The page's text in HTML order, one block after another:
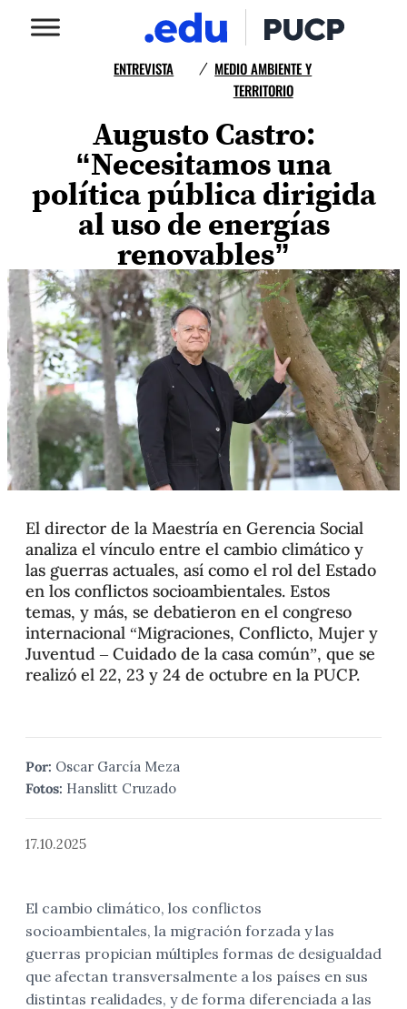
ENTREVISTA / MEDIO AMBIENTE Y
TERRITORIO
Augusto Castro:
“Necesitamos una
política pública dirigida
al uso de energías
renovables”
El director de la Maestría en Gerencia Social
analiza el vínculo entre el cambio climático y
las guerras actuales, así como el rol del Estado
en los conflictos socioambientales. Estos
temas, y más, se debatieron en el congreso
internacional “Migraciones, Conflicto, Mujer y
Juventud – Cuidado de la casa común”, que se
realizó el 22, 23 y 24 de octubre en la PUCP.
Por: Oscar García Meza
Fotos: Hanslitt Cruzado
17.10.2025
El cambio climático, los conflictos
socioambientales, la migración forzada y las
guerras propician múltiples formas de desigualdad
que afectan transversalmente a los países en sus
distintas realidades, y de forma diferenciada a las